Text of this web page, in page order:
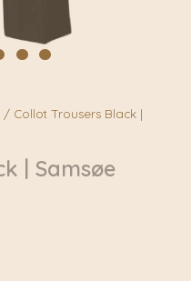
/ Collot Trousers Black |
| Samsøe